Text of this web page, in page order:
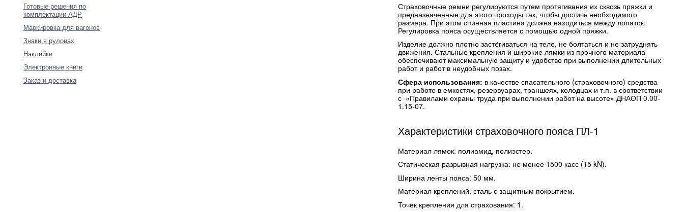
Готовые решения по
комплектации АДР
Маркировка для вагонов
Знаки в рулонах
Наклейки
Электронные книги
Заказ и доставка
Страховочные ремни регулируются путем протягивания их сквозь пряжки и
предназначенные для этого проходы так, чтобы достичь необходимого
размера. При этом спинная пластина должна находиться между лопаток.
Регулировка пояса осуществляется с помощью одной пряжки.
Изделие должно плотно застёгиваться на теле, не болтаться и не затруднять
движения. Стальные крепления и широкие лямки из прочного материала
обеспечивают максимальную защиту и удобство при выполнении длительных
работ и работ в неудобных позах.
Сфера использования: в качестве спасательного (страховочного) средства
при работе в емкостях, резервуарах, траншеях, колодцах и т.п. в соответствии
с «Правилами охраны труда при выполнении работ на высоте» ДНАОП 0.00-
1.15-07.
Характеристики страховочного пояса ПЛ-1
Материал лямок: полиамид, полиэстер.
Статическая разрывная нагрузка: не менее 1500 касс (15 kN).
Ширина ленты пояса: 50 мм.
Материал креплений: сталь с защитным покрытием.
Точек крепления для страхования: 1.